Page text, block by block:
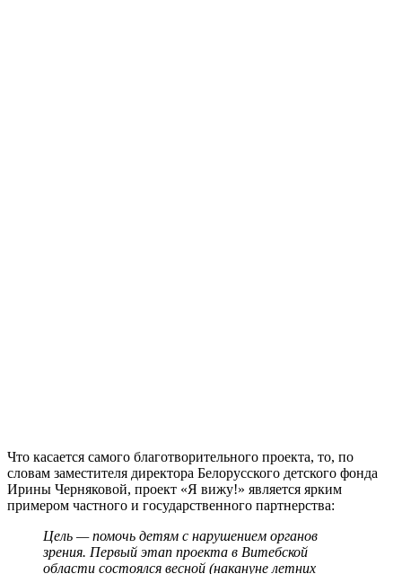
Что касается самого благотворительного проекта, то, по
словам заместителя директора Белорусского детского фонда
Ирины Черняковой, проект «Я вижу!» является ярким
примером частного и государственного партнерства:
Цель — помочь детям с нарушением органов
зрения. Первый этап проекта в Витебской
области состоялся весной (накануне летних